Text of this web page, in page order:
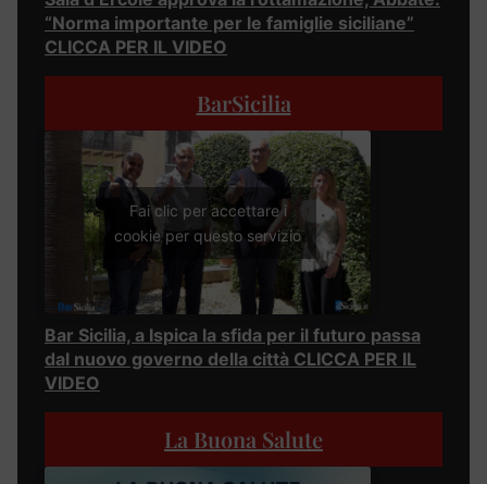
“Norma importante per le famiglie siciliane”
CLICCA PER IL VIDEO
BarSicilia
Fai clic per accettare i
cookie per questo servizio
Bar Sicilia, a Ispica la sfida per il futuro passa
dal nuovo governo della città CLICCA PER IL
VIDEO
La Buona Salute